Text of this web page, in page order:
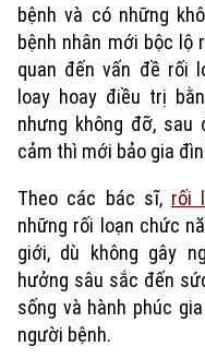
bệnh và có những
bệnh nhân mới bộc lộ
quan đến vấn đề rối
loay hoay điều trị
nhưng không đỡ,
cảm thì mới bảo gia
Theo các bác sĩ, rối
những rối loạn chức
giới, dù không gây
hưởng sâu sắc đến
sống và hành phúc
người bệnh.